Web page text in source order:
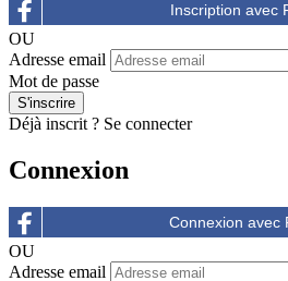
OU
Adresse email
Mot de passe
Déjà inscrit ? Se connecter
Connexion
OU
Adresse email